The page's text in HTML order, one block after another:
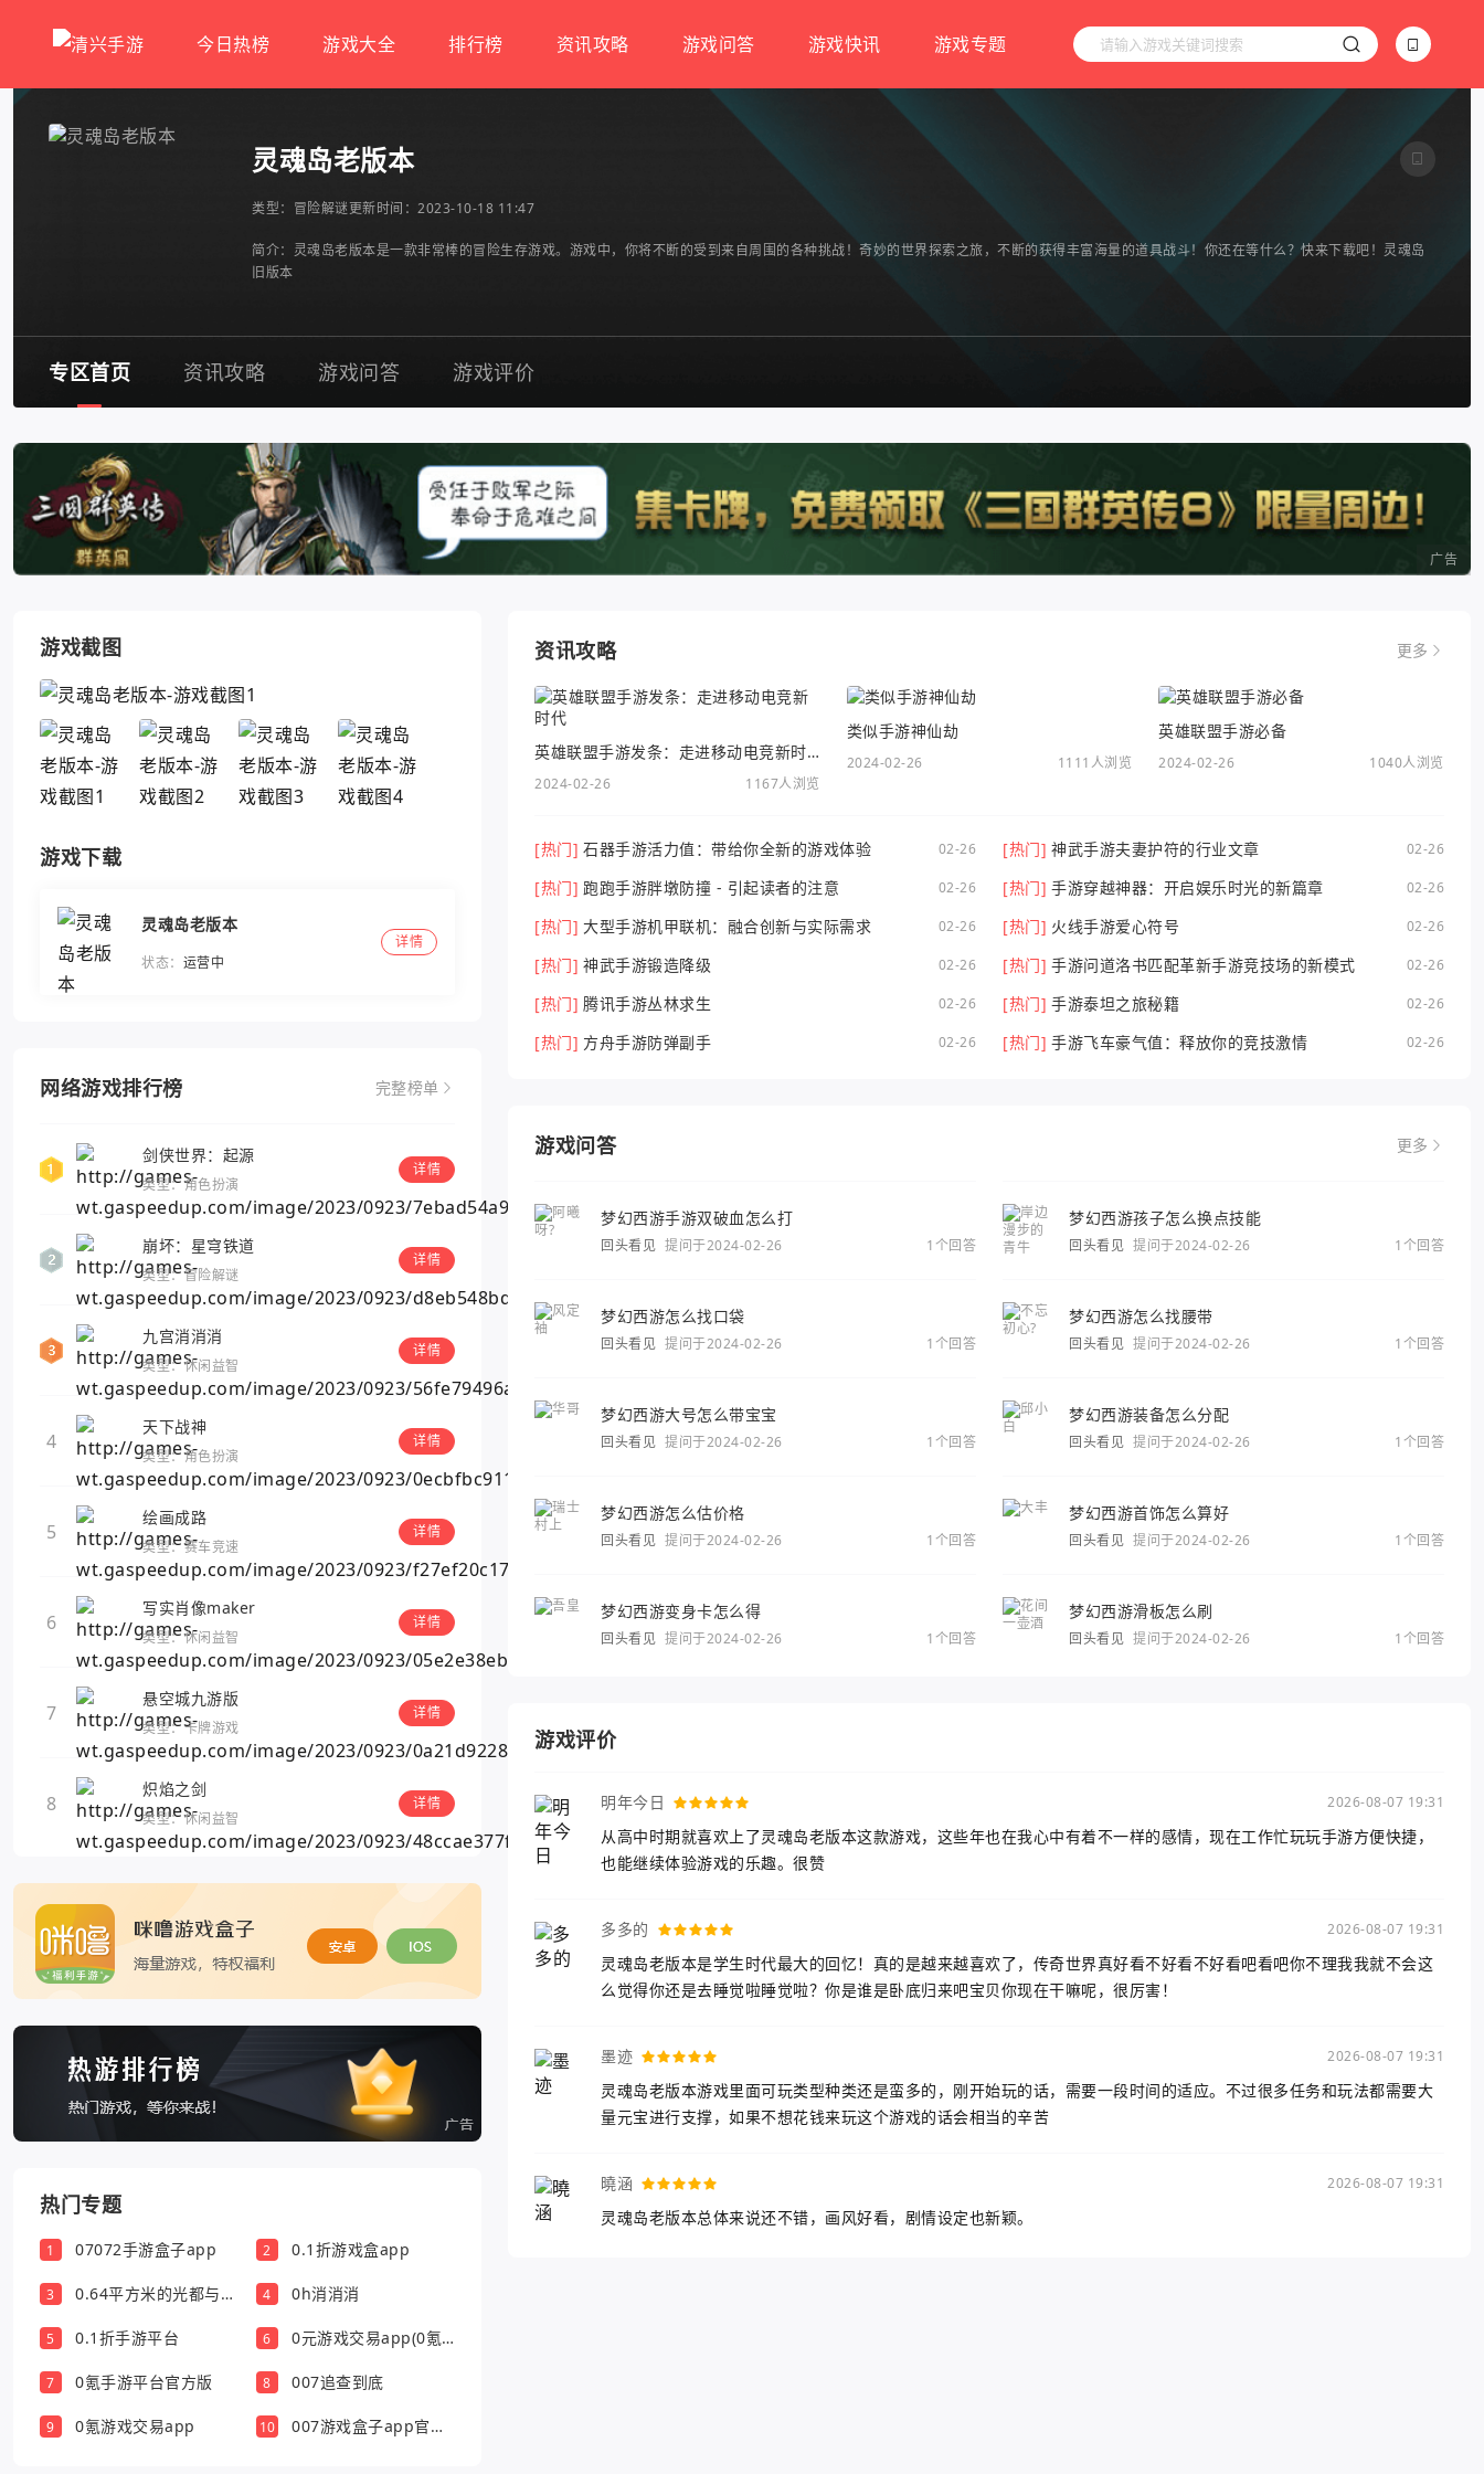
今日热榜 游戏大全 排行榜 资讯攻略 游戏问答 游戏快讯 游戏专题
灵魂岛老版本
类型： 冒险解谜更新时间：2023-10-18 11:47
简介：灵魂岛老版本是一款非常棒的冒险生存游戏。游戏中，你将不断的受到来自周围的各种挑战！奇妙的世界探索之旅，不断的获得丰富海量的道具战斗！你还在等什么？快来下载吧！灵魂岛
旧版本
专区首页 资讯攻略 游戏问答 游戏评价
广告
游戏截图
游戏下载
灵魂岛老版本
状态： 运营中
详情
网络游戏排行榜 完整榜单
剑侠世界：起源
类型：角色扮演
详情
崩坏：星穹铁道
类型：冒险解谜
详情
九宫消消消
类型：休闲益智
详情
4
天下战神
类型：角色扮演
详情
5
绘画成路
类型：赛车竞速
详情
6
写实肖像maker
类型：休闲益智
详情
7
悬空城九游版
类型：卡牌游戏
详情
8
炽焰之剑
类型：休闲益智
详情
热门专题
1 07072手游盒子app 2 0.1折游戏盒app
3
0.64平方米的光都与你
4 0h消消消
5 0.1折手游平台 6
0元游戏交易app(0氪
7 0氪手游平台官方版 8 007追查到底
9 0氪游戏交易app 10
007游戏盒子app官方
资讯攻略 更多
英雄联盟手游发条：走进移动电竞新时代
2024-02-26 1167人浏览
类似手游神仙劫
2024-02-26 1111人浏览
英雄联盟手游必备
2024-02-26 1040人浏览
[热门] 石器手游活力值：带给你全新的游戏体验 02-26 [热门] 神武手游夫妻护符的行业文章 02-26
[热门] 跑跑手游胖墩防撞 - 引起读者的注意 02-26 [热门] 手游穿越神器：开启娱乐时光的新篇章 02-26
[热门] 大型手游机甲联机：融合创新与实际需求 02-26 [热门] 火线手游爱心符号 02-26
[热门] 神武手游锻造降级 02-26 [热门] 手游问道洛书匹配革新手游竞技场的新模式 02-26
[热门] 腾讯手游丛林求生 02-26 [热门] 手游泰坦之旅秘籍 02-26
[热门] 方舟手游防弹副手 02-26 [热门] 手游飞车豪气值：释放你的竞技激情 02-26
游戏问答 更多
梦幻西游手游双破血怎么打
回头看见 提问于2024-02-26 1个回答
梦幻西游孩子怎么换点技能
回头看见 提问于2024-02-26 1个回答
梦幻西游怎么找口袋
回头看见 提问于2024-02-26 1个回答
梦幻西游怎么找腰带
回头看见 提问于2024-02-26 1个回答
梦幻西游大号怎么带宝宝
回头看见 提问于2024-02-26 1个回答
梦幻西游装备怎么分配
回头看见 提问于2024-02-26 1个回答
梦幻西游怎么估价格
回头看见 提问于2024-02-26 1个回答
梦幻西游首饰怎么算好
回头看见 提问于2024-02-26 1个回答
梦幻西游变身卡怎么得
回头看见 提问于2024-02-26 1个回答
梦幻西游滑板怎么刷
回头看见 提问于2024-02-26 1个回答
游戏评价
明年今日 2026-08-07 19:31
从高中时期就喜欢上了灵魂岛老版本这款游戏，这些年也在我心中有着不一样的感情，现在工作忙玩玩手游方便快捷，
也能继续体验游戏的乐趣。很赞
多多的 2026-08-07 19:31
灵魂岛老版本是学生时代最大的回忆！真的是越来越喜欢了，传奇世界真好看不好看不好看吧看吧你不理我我就不会这
么觉得你还是去睡觉啦睡觉啦？你是谁是卧底归来吧宝贝你现在干嘛呢，很厉害！
墨迹 2026-08-07 19:31
灵魂岛老版本游戏里面可玩类型种类还是蛮多的，刚开始玩的话，需要一段时间的适应。不过很多任务和玩法都需要大
量元宝进行支撑，如果不想花钱来玩这个游戏的话会相当的辛苦
曉涵 2026-08-07 19:31
灵魂岛老版本总体来说还不错，画风好看，剧情设定也新颖。